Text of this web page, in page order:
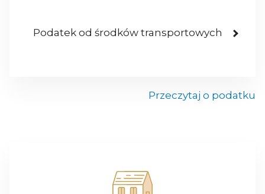
Podatek od środków transportowych
Przeczytaj o podatku